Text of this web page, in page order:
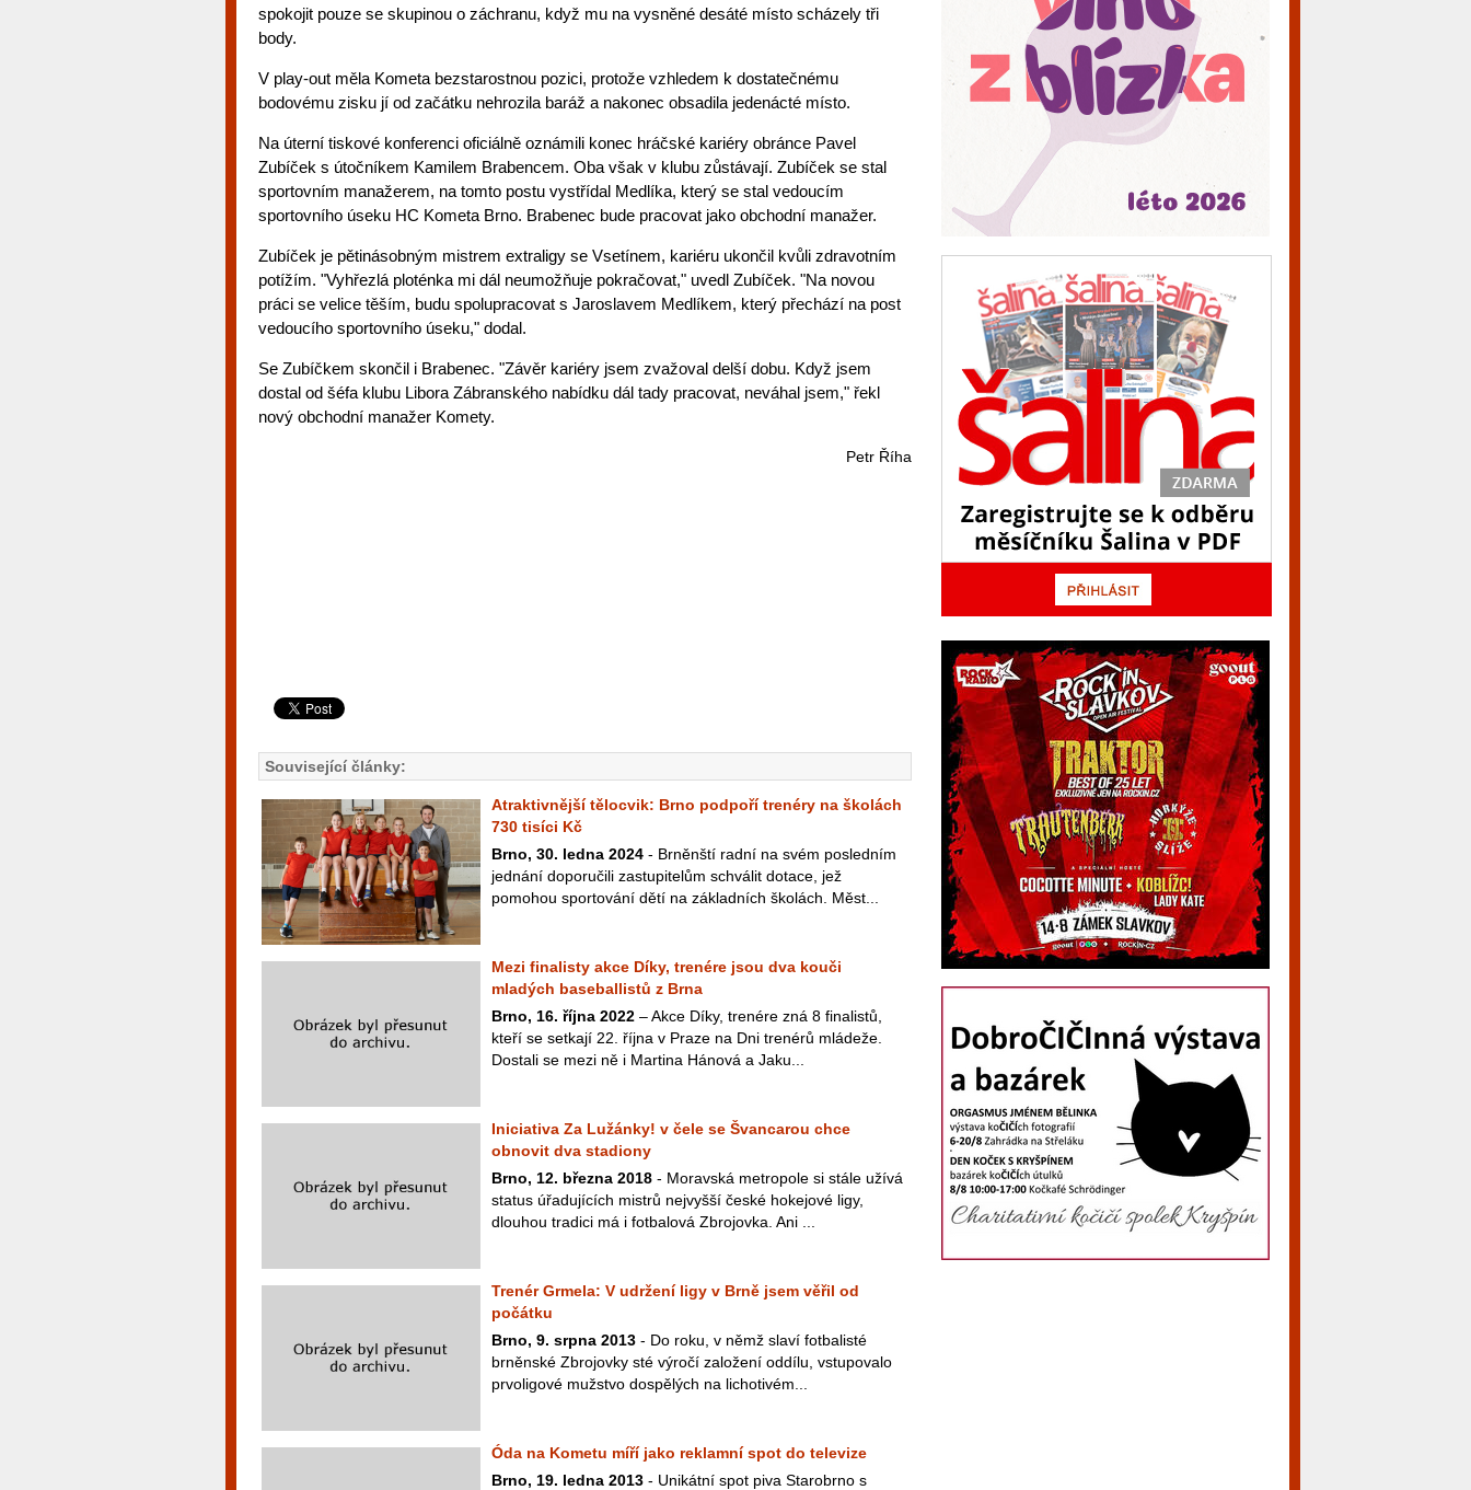
spokojit pouze se skupinou o záchranu, když mu na vysněné desáté místo scházely tři
body.
V play-out měla Kometa bezstarostnou pozici, protože vzhledem k dostatečnému
bodovému zisku jí od začátku nehrozila baráž a nakonec obsadila jedenácté místo.
Na úterní tiskové konferenci oficiálně oznámili konec hráčské kariéry obránce Pavel
Zubíček s útočníkem Kamilem Brabencem. Oba však v klubu zůstávají. Zubíček se stal
sportovním manažerem, na tomto postu vystřídal Medlíka, který se stal vedoucím
sportovního úseku HC Kometa Brno. Brabenec bude pracovat jako obchodní manažer.
Zubíček je pětinásobným mistrem extraligy se Vsetínem, kariéru ukončil kvůli zdravotním
potížím. "Vyhřezlá ploténka mi dál neumožňuje pokračovat," uvedl Zubíček. "Na novou
práci se velice těším, budu spolupracovat s Jaroslavem Medlíkem, který přechází na post
vedoucího sportovního úseku," dodal.
Se Zubíčkem skončil i Brabenec. "Závěr kariéry jsem zvažoval delší dobu. Když jsem
dostal od šéfa klubu Libora Zábranského nabídku dál tady pracovat, neváhal jsem," řekl
nový obchodní manažer Komety.
Petr Říha
Související články:
Atraktivnější tělocvik: Brno podpoří trenéry na školách
730 tisíci Kč
Brno, 30. ledna 2024 - Brněnští radní na svém posledním
jednání doporučili zastupitelům schválit dotace, jež
pomohou sportování dětí na základních školách. Měst...
Mezi finalisty akce Díky, trenére jsou dva kouči
mladých baseballistů z Brna
Brno, 16. října 2022 – Akce Díky, trenére zná 8 finalistů,
kteří se setkají 22. října v Praze na Dni trenérů mládeže.
Dostali se mezi ně i Martina Hánová a Jaku...
Iniciativa Za Lužánky! v čele se Švancarou chce
obnovit dva stadiony
Brno, 12. března 2018 - Moravská metropole si stále užívá
status úřadujících mistrů nejvyšší české hokejové ligy,
dlouhou tradici má i fotbalová Zbrojovka. Ani ...
Trenér Grmela: V udržení ligy v Brně jsem věřil od
počátku
Brno, 9. srpna 2013 - Do roku, v němž slaví fotbalisté
brněnské Zbrojovky sté výročí založení oddílu, vstupovalo
prvoligové mužstvo dospělých na lichotivém...
Óda na Kometu míří jako reklamní spot do televize
Brno, 19. ledna 2013 - Unikátní spot piva Starobrno s